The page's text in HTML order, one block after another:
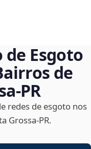
Esgoto
de
redes de esgoto nos
Grossa‑PR.